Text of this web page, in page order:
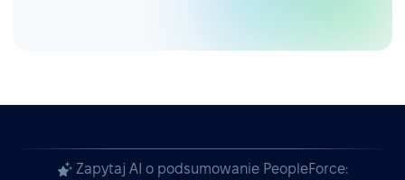
Zapytaj AI o podsumowanie PeopleForce: